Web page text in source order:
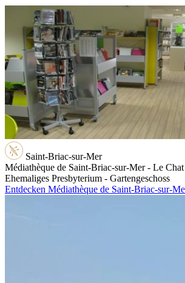
Saint-Briac-sur-Mer
Médiathèque de Saint-Briac-sur-Mer - Le
Ehemaliges Presbyterium - Gartengeschoss
Entdecken Médiathèque de Saint-Briac-sur-